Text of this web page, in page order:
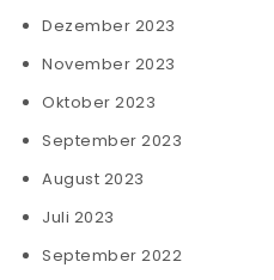
Dezember 2023
November 2023
Oktober 2023
September 2023
August 2023
Juli 2023
September 2022